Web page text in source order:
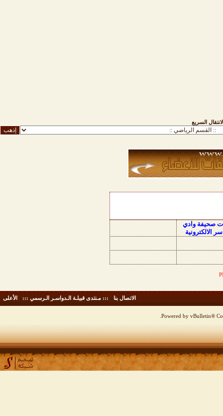
السريع
صحيفة وادي
الالكترونية
الاتصال بنا - ::: مـنتدى قبيلـة الـدواسـر الـرسمي ::: - الأعلى
Powered by vBulletin®